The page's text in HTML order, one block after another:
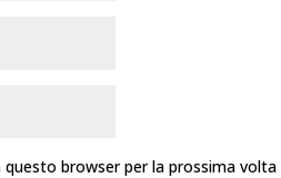
browser per la prossima